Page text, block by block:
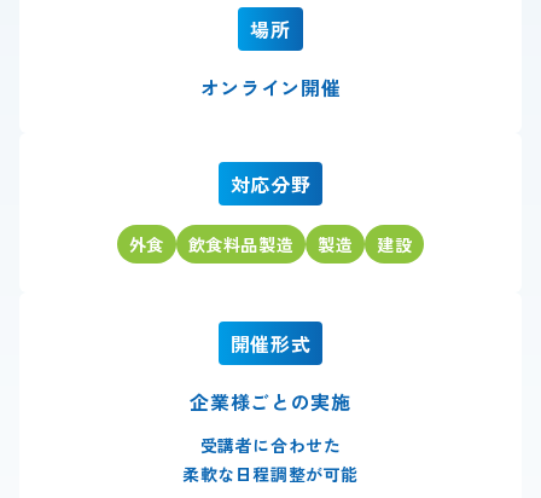
場所
オンライン開催
対応分野
外食 飲食料品製造 製造 建設
開催形式
企業様ごとの実施
受講者に合わせた
柔軟な日程調整が可能